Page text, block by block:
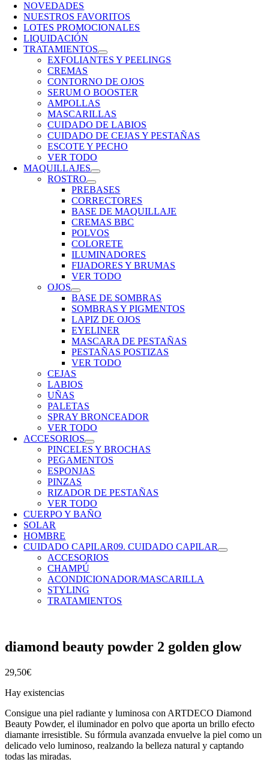
NOVEDADES
NUESTROS FAVORITOS
LOTES PROMOCIONALES
LIQUIDACIÓN
TRATAMIENTOS
EXFOLIANTES Y PEELINGS
CREMAS
CONTORNO DE OJOS
SERUM O BOOSTER
AMPOLLAS
MASCARILLAS
CUIDADO DE LABIOS
CUIDADO DE CEJAS Y PESTAÑAS
ESCOTE Y PECHO
VER TODO
MAQUILLAJES
ROSTRO
PREBASES
CORRECTORES
BASE DE MAQUILLAJE
CREMAS BBC
POLVOS
COLORETE
ILUMINADORES
FIJADORES Y BRUMAS
VER TODO
OJOS
BASE DE SOMBRAS
SOMBRAS Y PIGMENTOS
LAPIZ DE OJOS
EYELINER
MASCARA DE PESTAÑAS
PESTAÑAS POSTIZAS
VER TODO
CEJAS
LABIOS
UÑAS
PALETAS
SPRAY BRONCEADOR
VER TODO
ACCESORIOS
PINCELES Y BROCHAS
PEGAMENTOS
ESPONJAS
PINZAS
RIZADOR DE PESTAÑAS
VER TODO
CUERPO Y BAÑO
SOLAR
HOMBRE
CUIDADO CAPILAR09. CUIDADO CAPILAR
ACCESORIOS
CHAMPÚ
ACONDICIONADOR/MASCARILLA
STYLING
TRATAMIENTOS
diamond beauty powder 2 golden glow
29,50€
Hay existencias
Consigue una piel radiante y luminosa con ARTDECO Diamond
Beauty Powder, el iluminador en polvo que aporta un brillo efecto
diamante irresistible. Su fórmula avanzada envuelve la piel como un
delicado velo luminoso, realzando la belleza natural y captando
todas las miradas.